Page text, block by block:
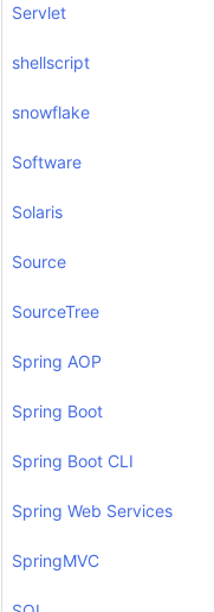
Servlet
shellscript
snowflake
Software
Solaris
Source
SourceTree
Spring AOP
Spring Boot
Spring Boot CLI
Spring Web Services
SpringMVC